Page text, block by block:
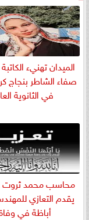
الميدان تهنيء
صفاء الشاطر بنجاج
في الثانوية
​محاسب محمد ثروت
يقدم التعازي
أباظة في